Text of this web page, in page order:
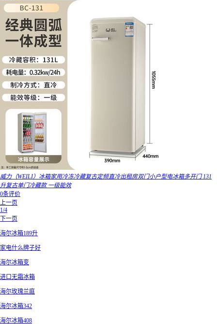
威力（WEILI）冰箱家用冷冻冷藏复古定频直冷出租房双门小户型电冰箱多开门 131
升复古单门冷藏款 一级能效
0条评价
上一页
1/4
下一页
海尔冰箱189升
家电什么牌子好
海尔冰箱变
进口无霜冰箱
海尔玫瑰兰庭
海尔冰箱342
海尔冰箱408